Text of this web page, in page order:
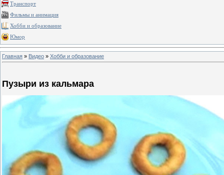
Транспорт
Фильмы и анимация
Хобби и образование
Юмор
Главная » Видео » Хобби и образование
Пузыри из кальмара